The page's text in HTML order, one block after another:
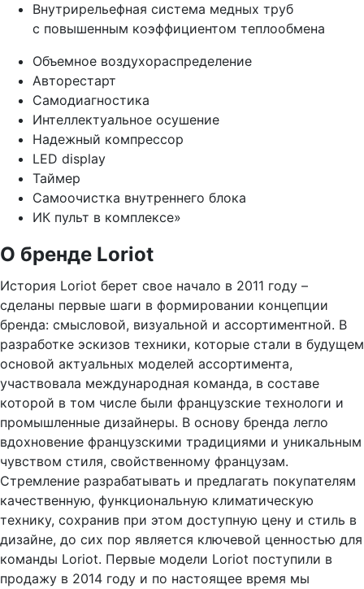
Внутрирельефная система медных труб
с повышенным коэффициентом теплообмена
Объемное воздухораспределение
Авторестарт
Самодиагностика
Интеллектуальное осушение
Надежный компрессор
LED display
Таймер
Самоочистка внутреннего блока
ИК пульт в комплексе»
О бренде Loriot
История Loriot берет свое начало в 2011 году –
сделаны первые шаги в формировании концепции
бренда: смысловой, визуальной и ассортиментной. В
разработке эскизов техники, которые стали в будущем
основой актуальных моделей ассортимента,
участвовала международная команда, в составе
которой в том числе были французские технологи и
промышленные дизайнеры. В основу бренда легло
вдохновение французскими традициями и уникальным
чувством стиля, свойственному французам.
Стремление разрабатывать и предлагать покупателям
качественную, функциональную климатическую
технику, сохранив при этом доступную цену и стиль в
дизайне, до сих пор является ключевой ценностью для
команды Loriot. Первые модели Loriot поступили в
продажу в 2014 году и по настоящее время мы